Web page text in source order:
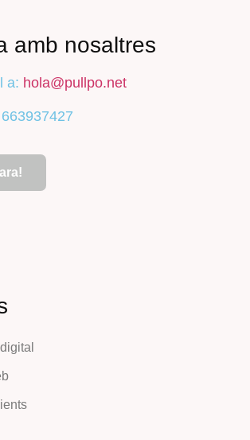
amb nosaltres
a: hola@pullpo.net